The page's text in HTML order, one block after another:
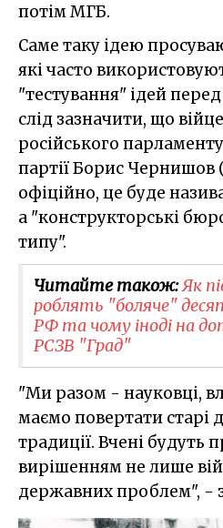
потім МГБ.
Саме таку ідею
які часто
"тестування" ідей
слід зазначити, що
російського парламенту
партії Борис Чернишов
офіційно, це буде
а "конструкторські
типу".
Читайте також:Як
роблять "боляче"
РФ та чому іноді на
РСЗВ "Град"
"Ми разом - науковці,
маємо повертати старі
традиції. Вчені будуть
вирішенням не лише
державних проблем", -